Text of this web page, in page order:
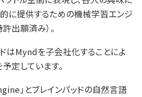
に提供するための機械学習エンジ
出願済み）。
はMyndを子会社化することによ
定しています。
」とブレインパッドの自然言語